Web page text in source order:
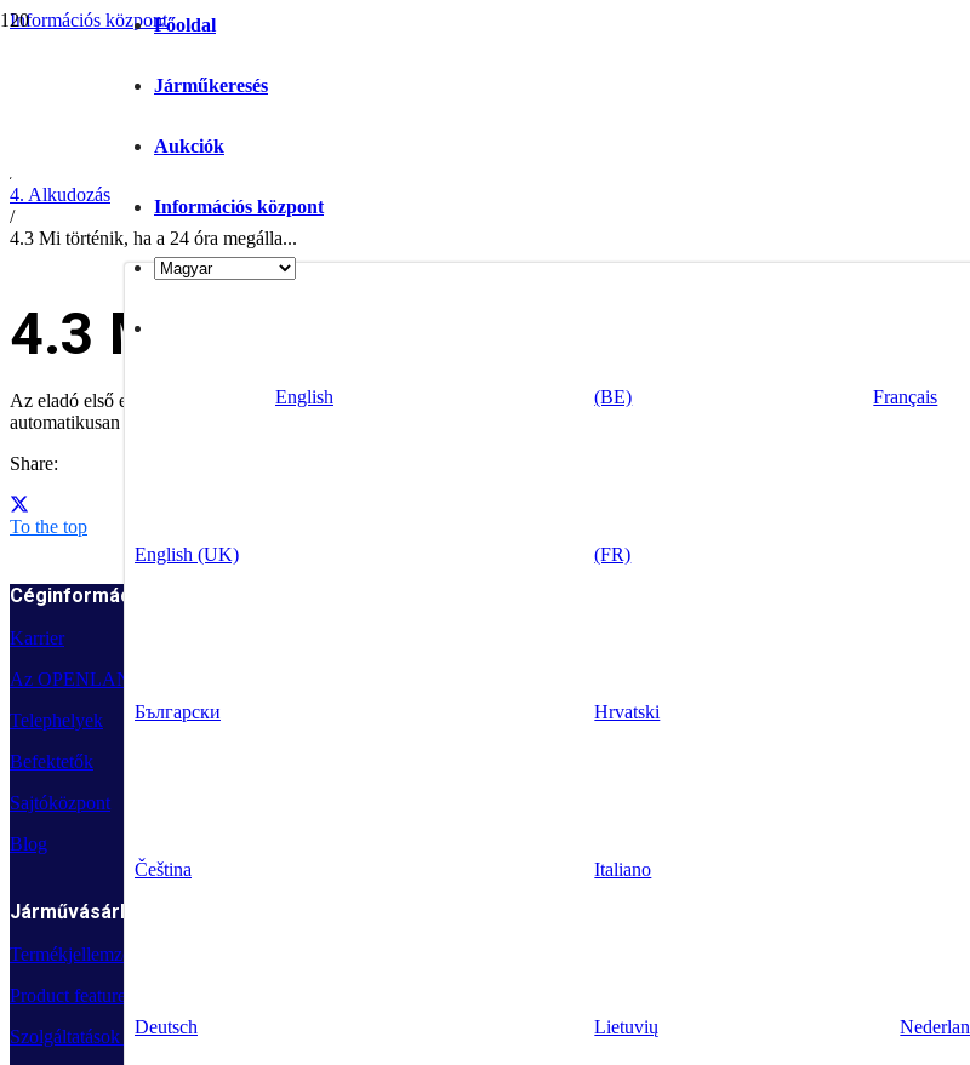
English
English (UK)
Български
Čeština
Deutsch
(BE) Français
(FR)
Hrvatski
Italiano
Lietuvių
Főoldal
Járműkeresés
Aukciók
Információs központ
Információs központ
/
4. Alkudozás
/
4.3 Mi történik, ha a 24 óra megálla...
4.3 Mi történik, ha a 24 óra
Az eladó első ellenajánlatától kezdve 24 órás visszaszámlálás kezdődik. Ha Ön vagy az eladó nem válaszol ezen időn
automatikusan elutasításra kerül, és az eladó dönthet úgy, hogy az autót újra aukcióra bocsátja.
Share:
To the top
Céginformáció
Karrier
Az OPENLANE vállalatról
Telephelyek
Befektetők
Sajtóközpont
Blog
Járművásárlás
Termékjellemzők
Product features
Szolgáltatások vásárlóknak